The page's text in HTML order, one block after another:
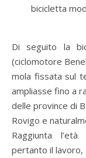
bicicletta
Di seguito la
(ciclomotore
mola fissata sul
ampliasse fino a
delle province di
Rovigo e
Raggiunta
pertanto il lavoro,